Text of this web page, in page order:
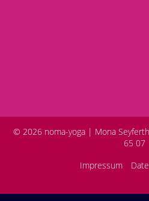
© 2026 noma-yoga | Mona
65 07
Impressum